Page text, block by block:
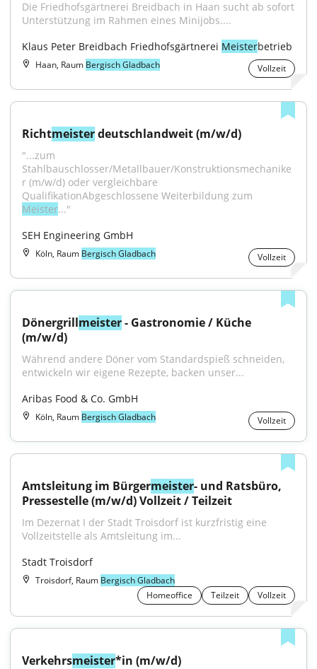
Die Friedhofsgärtnerei Breidbach in Haan sucht ab sofort
Unterstützung im Rahmen eines Minijobs....
Klaus Peter Breidbach Friedhofsgärtnerei Meisterbetrieb
Haan, Raum Bergisch Gladbach Vollzeit
Richtmeister deutschlandweit (m/w/d)
"...zum
Stahlbauschlosser/Metallbauer/Konstruktionsmechanike
r (m/w/d) oder vergleichbare
Meister..."
SEH Engineering GmbH
Köln, Raum Bergisch Gladbach Vollzeit
Dönergrillmeister - Gastronomie / Küche
(m/w/d)
Während andere Döner vom Standardspieß schneiden,
entwickeln wir eigene Rezepte, backen unser...
Aribas Food & Co. GmbH
Köln, Raum Bergisch Gladbach Vollzeit
Amtsleitung im Bürgermeister- und Ratsbüro,
Pressestelle (m/w/d) Vollzeit / Teilzeit
Im Dezernat I der Stadt Troisdorf ist kurzfristig eine
Vollzeitstelle als Amtsleitung im...
Stadt Troisdorf
Troisdorf, Raum Bergisch Gladbach
Homeoffice
Teilzeit Vollzeit
Verkehrsmeister*in (m/w/d)